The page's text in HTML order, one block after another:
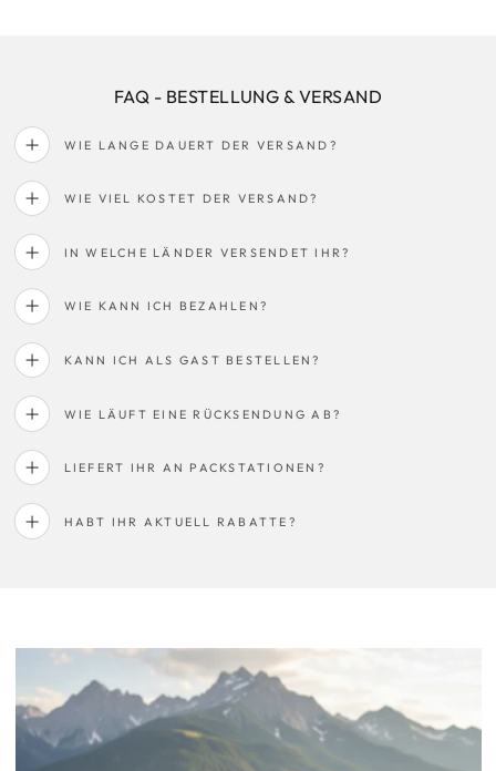
FAQ - BESTELLUNG & VERSAND
WIE LANGE DAUERT DER VERSAND?
WIE VIEL KOSTET DER VERSAND?
IN WELCHE LÄNDER VERSENDET IHR?
WIE KANN ICH BEZAHLEN?
KANN ICH ALS GAST BESTELLEN?
WIE LÄUFT EINE RÜCKSENDUNG AB?
LIEFERT IHR AN PACKSTATIONEN?
HABT IHR AKTUELL RABATTE?